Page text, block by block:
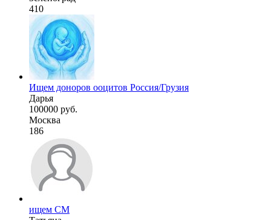
410
Ищем доноров ооцитов Россия/Грузия
Дарья
100000 руб.
Москва
186
ищем СМ